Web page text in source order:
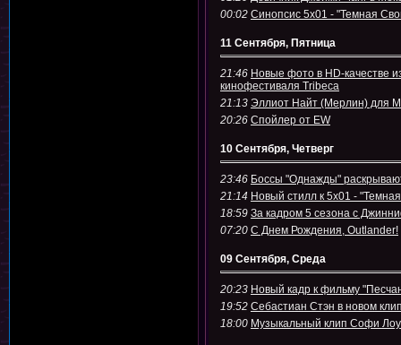
00:02 Синопсис 5х01 - "Темная
11 Сентября, Пятница
21:46 Новые фото в HD-качестве
кинофестиваля Tribeca
21:13 Эллиот Найт (Мерлин) для
20:26 Спойлер от EW
10 Сентября, Четверг
23:46 Боссы "Однажды"
21:14 Новый стилл к 5х01 -
18:59 За кадром 5 сезона с
07:20 С Днем Рождения, Outlander!
09 Сентября, Среда
20:23 Новый кадр к фильму
19:52 Себастиан Стэн в новом
18:00 Музыкальный клип Софи